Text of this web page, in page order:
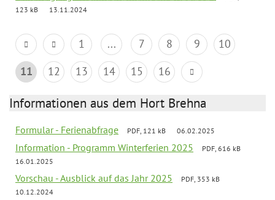
123 kB
13.11.2024
1 ... 7 8 9
10
11
12 13 14 15 16
Informationen aus dem Hort Brehna
Formular - Ferienabfrage PDF, 121 kB 06.02.2025
Information - Programm Winterferien 2025
PDF, 616 kB
16.01.2025
Vorschau - Ausblick auf das Jahr 2025
PDF, 353 kB
10.12.2024